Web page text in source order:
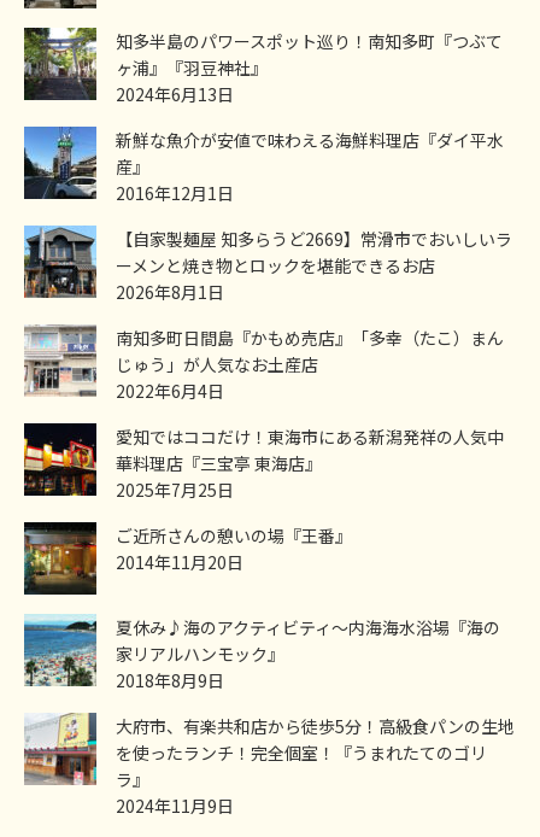
知多半島のパワースポット巡り！南知多町『つぶて
ヶ浦』『羽豆神社』
2024年6月13日
新鮮な魚介が安値で味わえる海鮮料理店『ダイ平水
産』
2016年12月1日
【自家製麺屋 知多らうど2669】常滑市でおいしいラ
ーメンと焼き物とロックを堪能できるお店
2026年8月1日
南知多町日間島『かもめ売店』「多幸（たこ）まん
じゅう」が人気なお土産店
2022年6月4日
愛知ではココだけ！東海市にある新潟発祥の人気中
華料理店『三宝亭 東海店』
2025年7月25日
ご近所さんの憩いの場『王番』
2014年11月20日
夏休み♪海のアクティビティ～内海海水浴場『海の
家リアルハンモック』
2018年8月9日
大府市、有楽共和店から徒歩5分！高級食パンの生地
を使ったランチ！完全個室！『うまれたてのゴリ
ラ』
2024年11月9日